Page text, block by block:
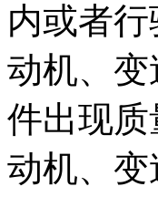
内或者
动机、
件出现
动机、